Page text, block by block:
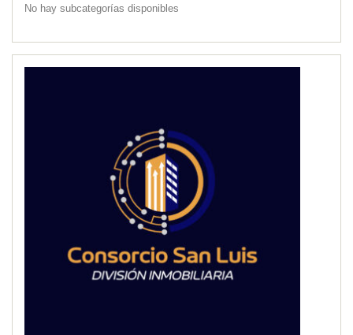
No hay subcategorías disponibles